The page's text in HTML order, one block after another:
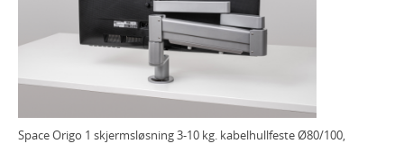
Space Origo 1 skjermsløsning 3-10 kg. kabelhullfeste Ø80/100,